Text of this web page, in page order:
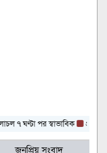
পর স্বাভাবিক প্রথমবারের
জনপ্রিয় সংবাদ